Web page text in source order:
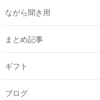
ながら聞き用
まとめ記事
ギフト
ブログ